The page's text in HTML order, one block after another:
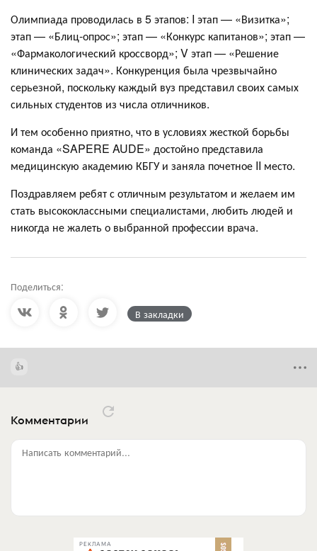
Олимпиада проводилась в 5 этапов: I этап — «Визитка»;
этап — «Блиц-опрос»; этап — «Конкурс капитанов»; этап —
«Фармакологический кроссворд»; V этап — «Решение
клинических задач». Конкуренция была чрезвычайно
серьезной, поскольку каждый вуз представил своих самых
сильных студентов из числа отличников.
И тем особенно приятно, что в условиях жесткой борьбы
команда «SAPERE AUDE» достойно представила
медицинскую академию КБГУ и заняла почетное II место.
Поздравляем ребят с отличным результатом и желаем им
стать высококлассными специалистами, любить людей и
никогда не жалеть о выбранной профессии врача.
Поделиться:
В закладки
Комментарии
Написать комментарий...
РЕКЛАМА